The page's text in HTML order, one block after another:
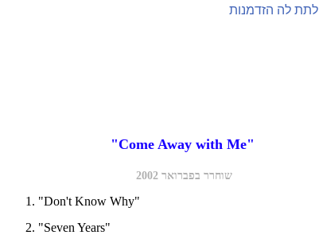
לה הזדמנות
"Come Away with Me"
שוחרר בפברואר 2002
1. "Don't Know Why"
2. "Seven Years"